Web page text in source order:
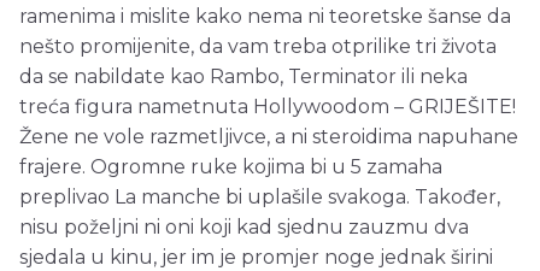
ramenima i mislite kako nema ni teoretske šanse da
nešto promijenite, da vam treba otprilike tri života
da se nabildate kao Rambo, Terminator ili neka
treća figura nametnuta Hollywoodom – GRIJEŠITE!
Žene ne vole razmetljivce, a ni steroidima napuhane
frajere. Ogromne ruke kojima bi u 5 zamaha
preplivao La manche bi uplašile svakoga. Također,
nisu poželjni ni oni koji kad sjednu zauzmu dva
sjedala u kinu, jer im je promjer noge jednak širini